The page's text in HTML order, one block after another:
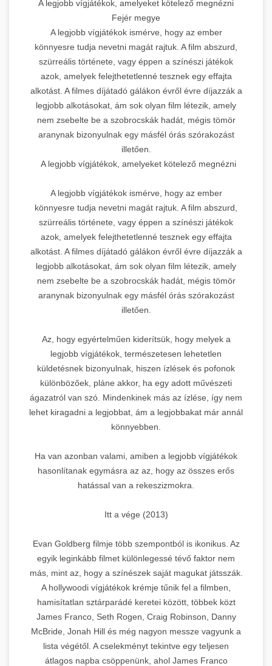
A legjobb vígjátékok, amelyeket kötelező megnézni
Fejér megye
A legjobb vígjátékok ismérve, hogy az ember
könnyesre tudja nevetni magát rajtuk. A film abszurd,
szürreális története, vagy éppen a színészi játékok
azok, amelyek felejthetetlenné tesznek egy effajta
alkotást. A filmes díjátadó gálákon évről évre díjazzák a
legjobb alkotásokat, ám sok olyan film létezik, amely
nem zsebelte be a szobrocskák hadát, mégis tömör
aranynak bizonyulnak egy másfél órás szórakozást
illetően.
A legjobb vígjátékok, amelyeket kötelező megnézni
A legjobb vígjátékok ismérve, hogy az ember
könnyesre tudja nevetni magát rajtuk. A film abszurd,
szürreális története, vagy éppen a színészi játékok
azok, amelyek felejthetetlenné tesznek egy effajta
alkotást. A filmes díjátadó gálákon évről évre díjazzák a
legjobb alkotásokat, ám sok olyan film létezik, amely
nem zsebelte be a szobrocskák hadát, mégis tömör
aranynak bizonyulnak egy másfél órás szórakozást
illetően.
Az, hogy egyértelműen kiderítsük, hogy melyek a
legjobb vígjátékok, természetesen lehetetlen
küldetésnek bizonyulnak, hiszen ízlések és pofonok
különbözőek, pláne akkor, ha egy adott művészeti
ágazatról van szó. Mindenkinek más az ízlése, így nem
lehet kiragadni a legjobbat, ám a legjobbakat már annál
könnyebben.
Ha van azonban valami, amiben a legjobb vígjátékok
hasonlítanak egymásra az az, hogy az összes erős
hatással van a rekeszizmokra.
Itt a vége (2013)
Evan Goldberg filmje több szempontból is ikonikus. Az
egyik leginkább filmet különlegessé tévő faktor nem
más, mint az, hogy a színészek saját magukat játsszák.
A hollywoodi vígjátékok krémje tűnik fel a filmben,
hamisítatlan sztárparádé keretei között, többek közt
James Franco, Seth Rogen, Craig Robinson, Danny
McBride, Jonah Hill és még nagyon messze vagyunk a
lista végétől. A cselekményt tekintve egy teljesen
átlagos napba csöppenünk, ahol James Franco